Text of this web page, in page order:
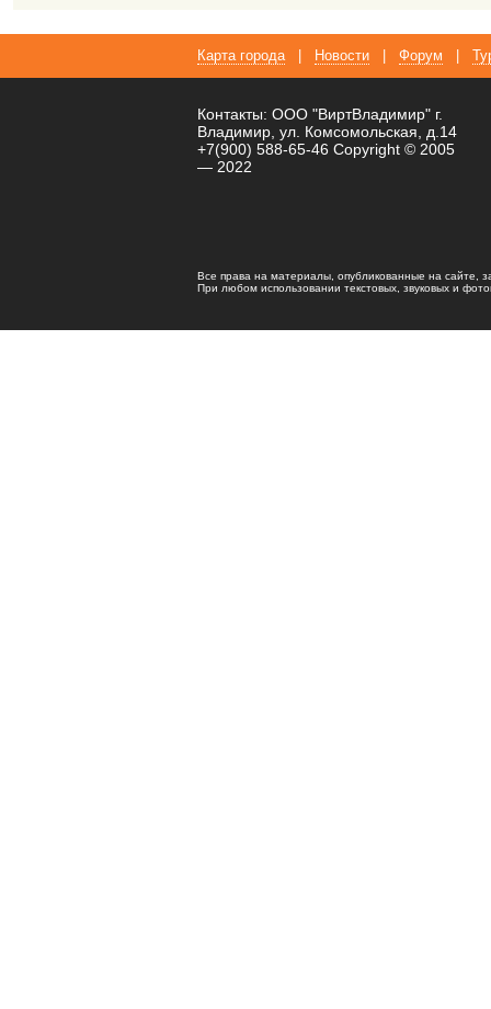
Карта города Новости Форум
Контакты: ООО "ВиртВладимир" г.
Владимир, ул. Комсомольская, д.14
+7(900) 588-65-46 Copyright © 2005
— 2022
Все права на материалы, опубликованные на сайте,
При любом использовании текстовых, звуковых и